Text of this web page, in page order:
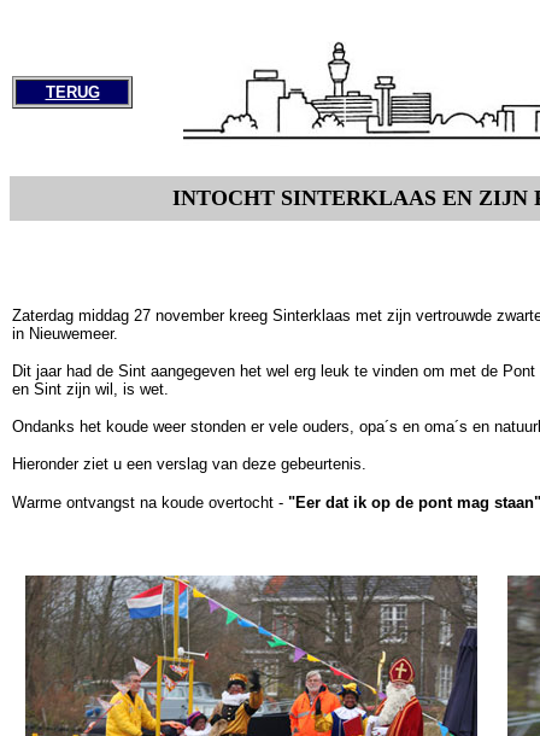
TERUG
INTOCHT SINTERKLAAS EN ZIJN
Zaterdag middag 27 november kreeg Sinterklaas met zijn vertrouwde
in Nieuwemeer.
Dit jaar had de Sint aangegeven het wel erg leuk te vinden om met de
en Sint zijn wil, is wet.
Ondanks het koude weer stonden er vele ouders, opa´s en oma´s en
Hieronder ziet u een verslag van deze gebeurtenis.
Warme ontvangst na koude overtocht - "Eer dat ik op de pont mag